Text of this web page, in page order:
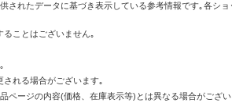
されたデータに基づき表示している参考情報です｡各
ることはございません｡
される場合がございます｡
ページの内容(価格、在庫表示等)とは異なる場合がござ